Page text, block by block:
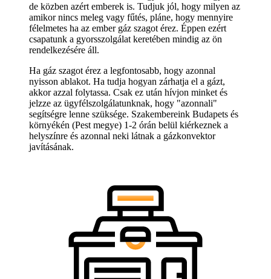
de közben azért emberek is. Tudjuk jól, hogy milyen az
amikor nincs meleg vagy fűtés, pláne, hogy mennyire
félelmetes ha az ember gáz szagot érez. Éppen ezért
csapatunk a gyorsszolgálat keretében mindig az ön
rendelkezésére áll.
Ha gáz szagot érez a legfontosabb, hogy azonnal
nyisson ablakot. Ha tudja hogyan zárhatja el a gázt,
akkor azzal folytassa. Csak ez után hívjon minket és
jelzze az ügyfélszolgálatunknak, hogy "azonnali"
segítségre lenne szüksége. Szakembereink Budapets és
környékén (Pest megye) 1-2 órán belül kiérkeznek a
helyszínre és azonnal neki látnak a gázkonvektor
javításának.